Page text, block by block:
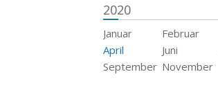
2020
Januar Februar
April
Juni
September November